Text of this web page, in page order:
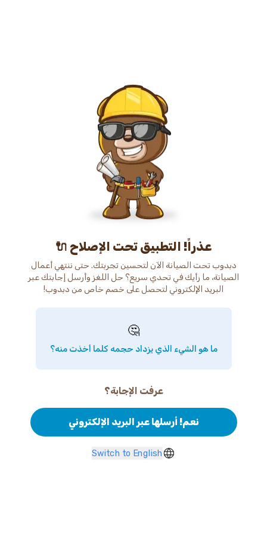
عذراً! التطبيق تحت الإصلاح 🔌
دبدوب تحت الصيانة الآن لتحسين تجربتك. حتى ننتهي أعمال
الصيانة، ما رأيك في تحدي سريع؟ حل اللغز وأرسل إجابتك عبر
البريد الإلكتروني لتحصل على خصم خاص من دبدوب!
🤔
ما هو الشيء الذي يزداد حجمه كلما أخذت منه؟
عرفت الإجابة؟
نعم! أرسلها عبر البريد الإلكتروني
Switch to English